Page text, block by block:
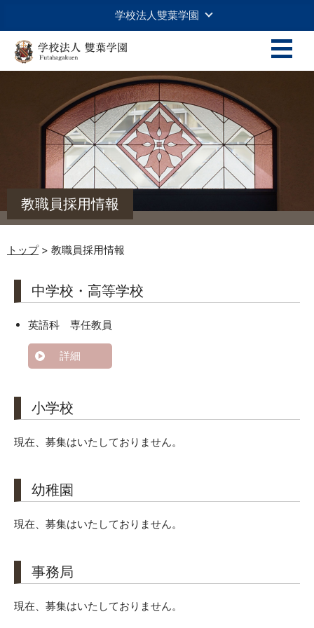
学校法人雙葉学園
教職員採用情報
トップ> 教職員採用情報
中学校・高等学校
英語科 専任教員
詳細
小学校
現在、募集はいたしておりません。
幼稚園
現在、募集はいたしておりません。
事務局
現在、募集はいたしておりません。